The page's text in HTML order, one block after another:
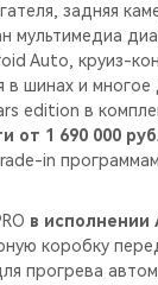
задняя
мультимедиа
Auto, круиз-
в шинах и многое
edition в
от 1 690 000
in программам.
в исполнении
коробку
прогрева